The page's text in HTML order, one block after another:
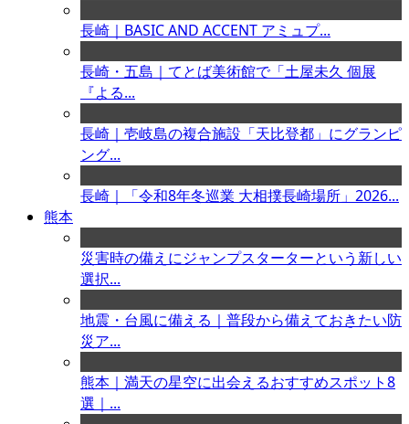
長崎｜BASIC AND ACCENT アミュプ...
長崎・五島｜てとば美術館で「土屋未久 個展
『よる...
長崎｜壱岐島の複合施設「天比登都」にグランピ
ング...
長崎｜「令和8年冬巡業 大相撲長崎場所」2026...
熊本
災害時の備えにジャンプスターターという新しい
選択...
地震・台風に備える｜普段から備えておきたい防
災ア...
熊本｜満天の星空に出会えるおすすめスポット8
選｜...